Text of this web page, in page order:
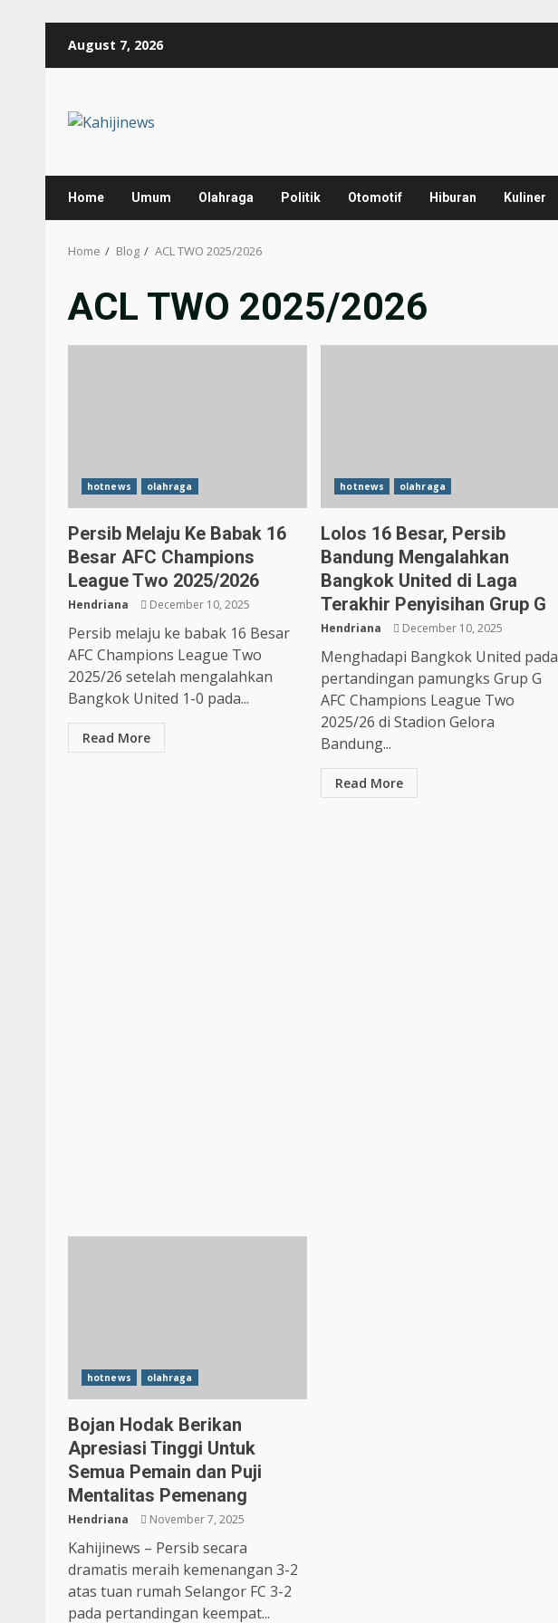
August 7, 2026
Home Umum Olahraga Politik Otomotif Hiburan Kuliner
Home Blog ACL TWO 2025/2026
ACL TWO 2025/2026
hotnews olahraga
Persib Melaju Ke Babak 16
Besar AFC Champions
League Two 2025/2026
Hendriana December 10, 2025
Persib melaju ke babak 16 Besar
AFC Champions League Two
2025/26 setelah mengalahkan
Bangkok United 1-0 pada...
Read More
hotnews olahraga
Lolos 16 Besar, Persib
Bandung Mengalahkan
Bangkok United di Laga
Terakhir Penyisihan Grup G
Hendriana December 10, 2025
Menghadapi Bangkok United pada
pertandingan pamungks Grup G
AFC Champions League Two
2025/26 di Stadion Gelora
Bandung...
Read More
hotnews olahraga
Bojan Hodak Berikan
Apresiasi Tinggi Untuk
Semua Pemain dan Puji
Mentalitas Pemenang
Hendriana November 7, 2025
Kahijinews – Persib secara
dramatis meraih kemenangan 3-2
atas tuan rumah Selangor FC 3-2
pada pertandingan keempat...